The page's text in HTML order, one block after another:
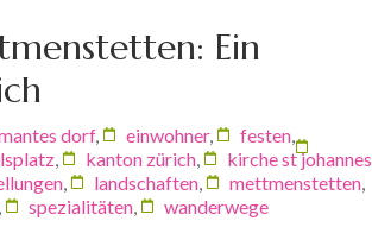
Ein
dorf, einwohner, festen
kanton zürich kirche st johannes
landschaften mettmenstetten
spezialitäten wanderwege